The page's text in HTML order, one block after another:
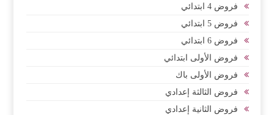
فروض 4 ابتدائي
فروض 5 ابتدائي
فروض 6 ابتدائي
فروض الأولى ابتدائي
فروض الأولى باك
فروض الثالثة إعدادي
فروض الثانية إعدادي